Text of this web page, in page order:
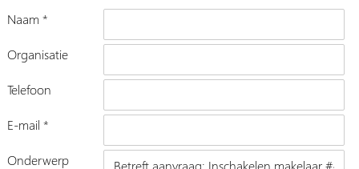
Naam *
Organisatie
Telefoon
E-mail *
Onderwerp